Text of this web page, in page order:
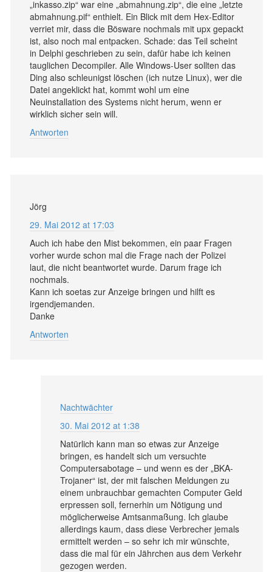
„inkasso.zip“ war eine „abmahnung.zip“, die eine „letzte
abmahnung.pif“ enthielt. Ein Blick mit dem Hex-Editor
verriet mir, dass die Bösware nochmals mit upx gepackt
ist, also noch mal entpacken. Schade: das Teil scheint
in Delphi geschrieben zu sein, dafür habe ich keinen
tauglichen Decompiler. Alle Windows-User sollten das
Ding also schleunigst löschen (ich nutze Linux), wer die
Datei angeklickt hat, kommt wohl um eine
Neuinstallation des Systems nicht herum, wenn er
wirklich sicher sein will.
Antworten
Jörg
29. Mai 2012 at 17:03
Auch ich habe den Mist bekommen, ein paar Fragen
vorher wurde schon mal die Frage nach der Polizei
laut, die nicht beantwortet wurde. Darum frage ich
nochmals.
Kann ich soetas zur Anzeige bringen und hilft es
irgendjemanden.
Danke
Antworten
Nachtwächter
30. Mai 2012 at 1:38
Natürlich kann man so etwas zur Anzeige
bringen, es handelt sich um versuchte
Computersabotage – und wenn es der „BKA-
Trojaner“ ist, der mit falschen Meldungen zu
einem unbrauchbar gemachten Computer Geld
erpressen soll, fernerhin um Nötigung und
möglicherweise Amtsanmaßung. Ich glaube
allerdings kaum, dass diese Verbrecher jemals
ermittelt werden – so sehr ich mir wünschte,
dass die mal für ein Jährchen aus dem Verkehr
gezogen werden.